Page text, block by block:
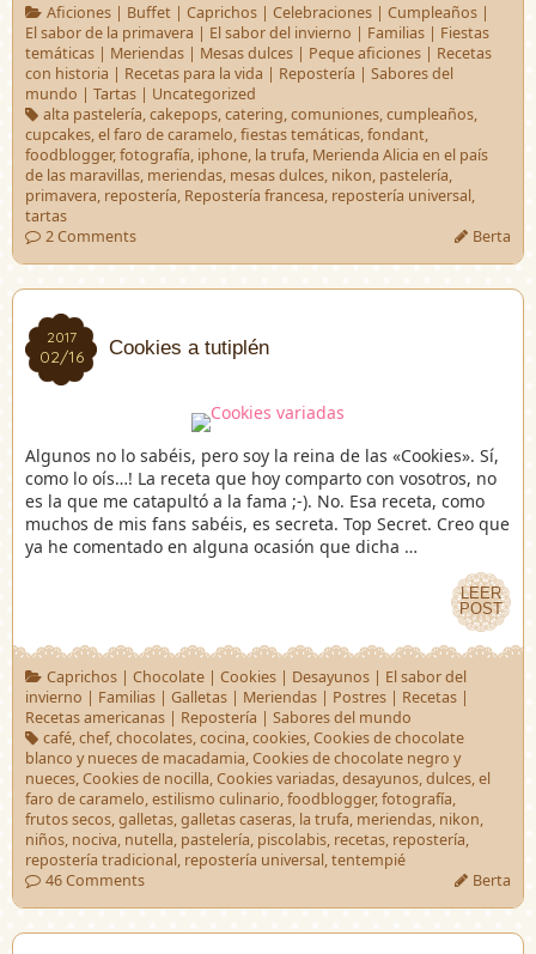
Aficiones| Buffet| Caprichos| Celebraciones| Cumpleaños|
El sabor de la primavera | El sabor del invierno | Familias | Fiestas
temáticas | Meriendas | Mesas dulces | Peque aficiones | Recetas
con historia | Recetas para la vida | Repostería | Sabores del
mundo | Tartas | Uncategorized
alta pastelería,cakepops,catering,comuniones,cumpleaños,
cupcakes,el faro de caramelo,fiestas temáticas,fondant,
foodblogger,fotografía, iphone, la trufa, Merienda Alicia en el país
de las maravillas, meriendas, mesas dulces, nikon, pastelería,
primavera, repostería, Repostería francesa, repostería universal,
tartas
2 Comments
Berta
2017
02/16
2017
02/16 Cookies a tutiplén
Algunos no lo sabéis, pero soy la reina de las «Cookies». Sí,
como lo oís…! La receta que hoy comparto con vosotros, no
es la que me catapultó a la fama ;-). No. Esa receta, como
muchos de mis fans sabéis, es secreta. Top Secret. Creo que
ya he comentado en alguna ocasión que dicha …
LEER
POST
LEER
POST
Caprichos| Chocolate| Cookies| Desayunos| El sabor del
invierno | Familias | Galletas | Meriendas | Postres | Recetas |
Recetas americanas | Repostería | Sabores del mundo
café,chef,chocolates,cocina,cookies,Cookies de chocolate
blanco y nueces de macadamia,Cookies de chocolate negro y
nueces,Cookies de nocilla,Cookies variadas,desayunos,dulces,el
faro de caramelo,estilismo culinario,foodblogger,fotografía,
frutos secos,galletas,galletas caseras, la trufa, meriendas, nikon,
niños, nociva, nutella, pastelería, piscolabis, recetas, repostería,
repostería tradicional, repostería universal,tentempié
46 Comments
Berta